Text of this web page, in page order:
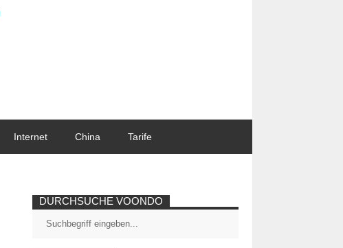
Internet China Tarife
DURCHSUCHE VOONDO